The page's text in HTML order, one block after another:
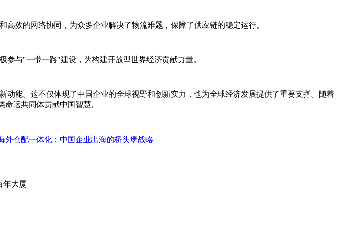
效的网络协同，为众多企业解决了物流难题，保障了供应链的稳定运行。
与"一带一路"建设，为构建开放型世界经济贡献力量。
能。这不仅体现了中国企业的全球视野和创新实力，也为全球经济发展提供了重要支撑。随着
运共同体贡献中国智慧。
外仓配一体化：中国企业出海的桥头堡战略
年大厦